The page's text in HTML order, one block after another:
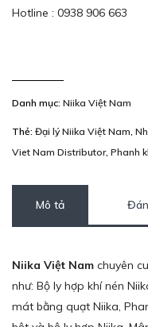
Hotline : 0938 906 663
Danh mục: Niika Việt Nam
Thẻ: Đại lý Niika Việt Nam
Viet Nam Distributor, Phanh
Mô tả
Niika Việt Nam chuyên
như: Bộ ly hợp khí nén
mát bằng quạt Niika,